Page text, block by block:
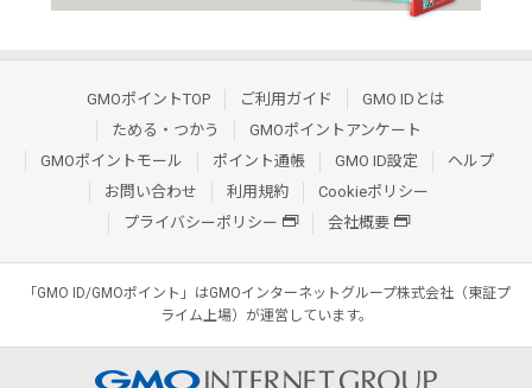
GMOポイントTOP ご利用ガイド
GMO IDとは
ためる・つかう
GMOポイントアンケート
GMOポイントモール
ポイント通帳 GMO ID設定
ヘルプ
お問い合わせ
利用規約
Cookieポリシー
プライバシーポリシー
会社概要
「GMO ID/GMOポイント」はGMOインターネットグループ株式会社（東証プ
ライム上場）が運営しています。